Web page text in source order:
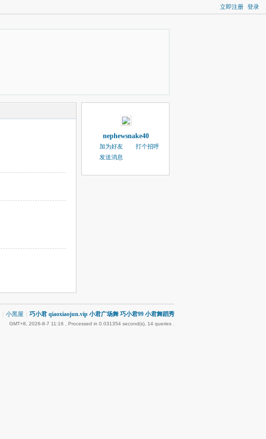
立即注册 登录
nephewsnake40
加为好友
打个招呼
发送消息
小黑屋 巧小君 qiaoxiaojun.vip 小君广场舞 巧小君99 小君舞蹈秀
GMT+8, 2026-8-7 11:16 , Processed in 0.031354 second(s), 14 queries .